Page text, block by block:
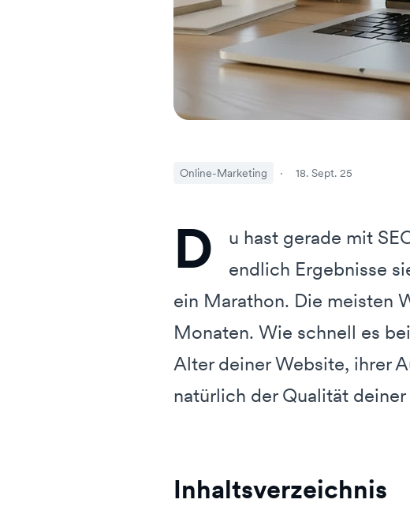
Online-Marketing · 18. Sept. 25
D
u hast gerade mit
endlich Ergebnisse
ein Marathon. Die meisten
Monaten. Wie schnell es
Alter deiner Website, ihrer
natürlich der Qualität deiner
Inhaltsverzeichnis